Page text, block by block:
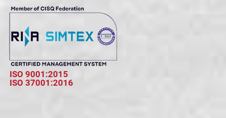
ISO 9001:2015
ISO 37001:2016